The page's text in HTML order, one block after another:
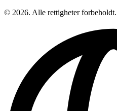
© 2026. Alle rettigheter forbeholdt.